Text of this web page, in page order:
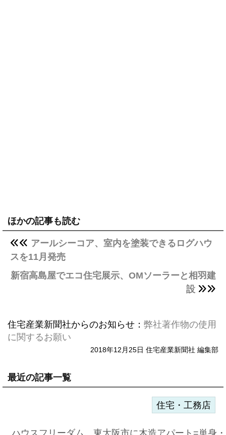
ほかの記事も読む
アールシーコア、室内を塗装できるログハウ
スを11月発売
新宿高島屋でエコ住宅展示、OMソーラーと相羽建
設
住宅産業新聞社からのお知らせ： 弊社著作物の使用
に関するお願い
2018年12月25日 住宅産業新聞社 編集部
最近の記事一覧
住宅・工務店